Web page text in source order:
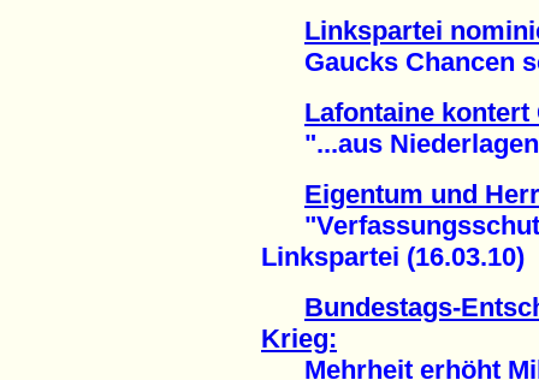
Linkspartei
Gaucks Chancen
Lafontaine kontert
"...aus Niederlagen
Eigentum und
Linkspartei (16.03.10)
Bundestags-
Krieg:
Mehrheit erhöht